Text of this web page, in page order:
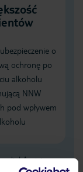
o
ochronę po
alkoholu
NNW
pod wpływem
Assistance